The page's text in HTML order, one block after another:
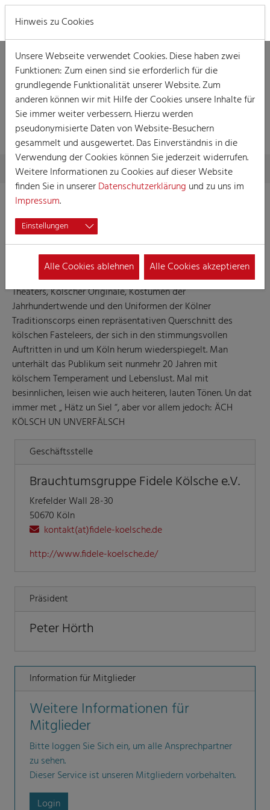
DETAILLIERTE
INFORMATIONEN
Skip to main content
You are here:
Home Detaillierte Informationen
Fidele Kölsche e.V.
Die Gruppe verkörpert in den Typen des Hänneschen-
Theaters, Kölscher Originale, Kostümen der
Jahrhundertwende und den Uniformen der Kölner
Traditionscorps einen repräsentativen Querschnitt des
kölschen Fasteleers, der sich in den stimmungsvollen
Auftritten in und um Köln herum wiederspiegelt. Man
unterhält das Publikum seit nunmehr 20 Jahren mit
kölschem Temperament und Lebenslust. Mal mit
besinnlichen, leisen wie auch heiteren, lauten Tönen. Un dat
immer met „ Hätz un Siel “, aber vor allem jedoch: ÄCH
KÖLSCH UN UNVERFÄLSCH
Geschäftsstelle
Brauchtumsgruppe Fidele Kölsche e.V.
Krefelder Wall 28-30
50670 Köln
kontakt(at)fidele-koelsche.de
http://www.fidele-koelsche.de/
Präsident
Peter Hörth
Information für Mitglieder
Weitere Informationen für
Mitglieder
Bitte loggen Sie Sich ein, um alle Ansprechpartner
zu sehen.
Dieser Service ist unseren Mitgliedern vorbehalten.
Login
Hinweis zu Cookies
Unsere Webseite verwendet Cookies. Diese haben zwei
Funktionen: Zum einen sind sie erforderlich für die
grundlegende Funktionalität unserer Website. Zum
anderen können wir mit Hilfe der Cookies unsere Inhalte für
Sie immer weiter verbessern. Hierzu werden
pseudonymisierte Daten von Website-Besuchern
gesammelt und ausgewertet. Das Einverständnis in die
Verwendung der Cookies können Sie jederzeit widerrufen.
Weitere Informationen zu Cookies auf dieser Website
finden Sie in unsererDatenschutzerklärung und zu uns im
Impressum.
Einstellungen
Alle Cookies ablehnen Alle Cookies akzeptieren